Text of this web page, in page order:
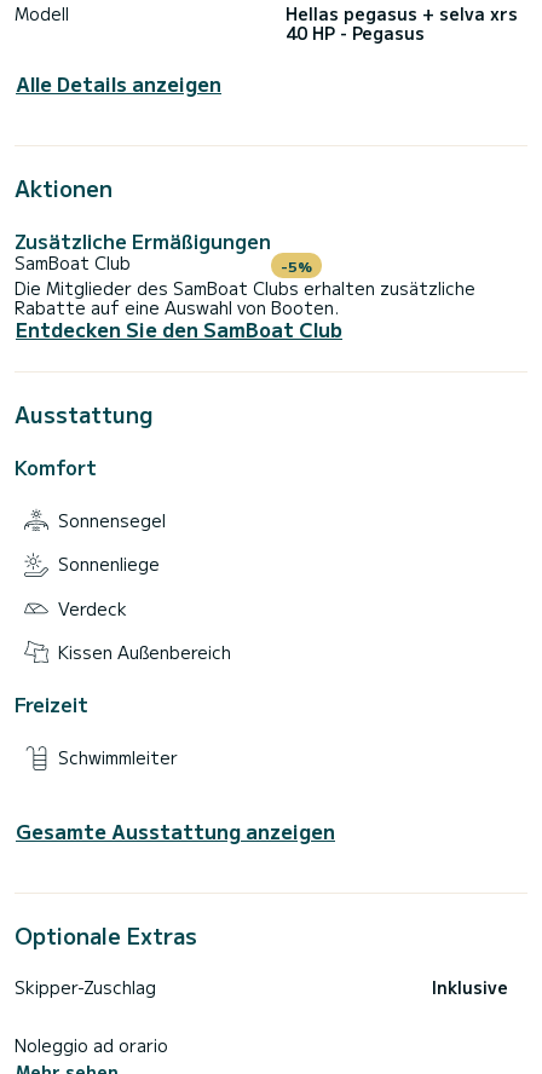
Modell
Hellas pegasus + selva xrs
40 HP - Pegasus
Alle Details anzeigen
Aktionen
Zusätzliche Ermäßigungen
SamBoat Club -5%
Die Mitglieder des SamBoat Clubs erhalten zusätzliche
Rabatte auf eine Auswahl von Booten.
Entdecken Sie den SamBoat Club
Ausstattung
Komfort
Sonnensegel
Sonnenliege
Verdeck
Kissen Außenbereich
Freizeit
Schwimmleiter
Gesamte Ausstattung anzeigen
Optionale Extras
Skipper-Zuschlag Inklusive
Noleggio ad orario